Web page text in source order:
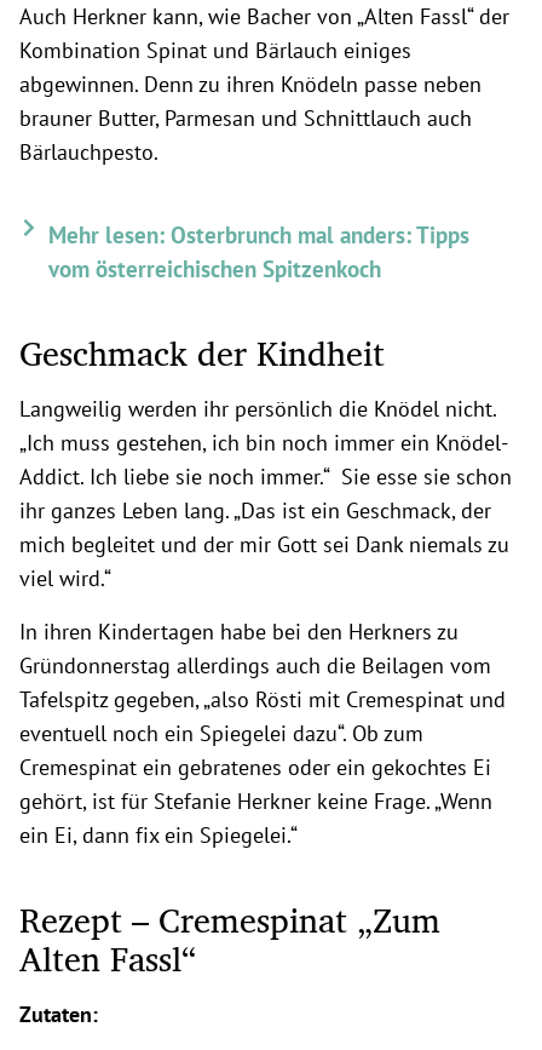
Auch Herkner kann, wie Bacher von „Alten Fassl“ der
Kombination Spinat und Bärlauch einiges
abgewinnen. Denn zu ihren Knödeln passe neben
brauner Butter, Parmesan und Schnittlauch auch
Bärlauchpesto.
Mehr lesen: Osterbrunch mal anders: Tipps
vom österreichischen Spitzenkoch
Geschmack der Kindheit
Langweilig werden ihr persönlich die Knödel nicht.
„Ich muss gestehen, ich bin noch immer ein Knödel-
Addict. Ich liebe sie noch immer.“ Sie esse sie schon
ihr ganzes Leben lang. „Das ist ein Geschmack, der
mich begleitet und der mir Gott sei Dank niemals zu
viel wird.“
In ihren Kindertagen habe bei den Herkners zu
Gründonnerstag allerdings auch die Beilagen vom
Tafelspitz gegeben, „also Rösti mit Cremespinat und
eventuell noch ein Spiegelei dazu“. Ob zum
Cremespinat ein gebratenes oder ein gekochtes Ei
gehört, ist für Stefanie Herkner keine Frage. „Wenn
ein Ei, dann fix ein Spiegelei.“
Rezept – Cremespinat „Zum
Alten Fassl“
Zutaten: